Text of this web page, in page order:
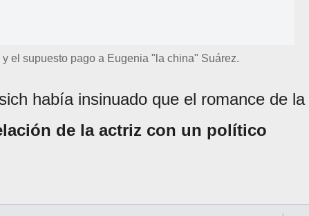
el supuesto pago a Eugenia "la china" Suárez.
había insinuado que el romance de la
de la actriz con un político